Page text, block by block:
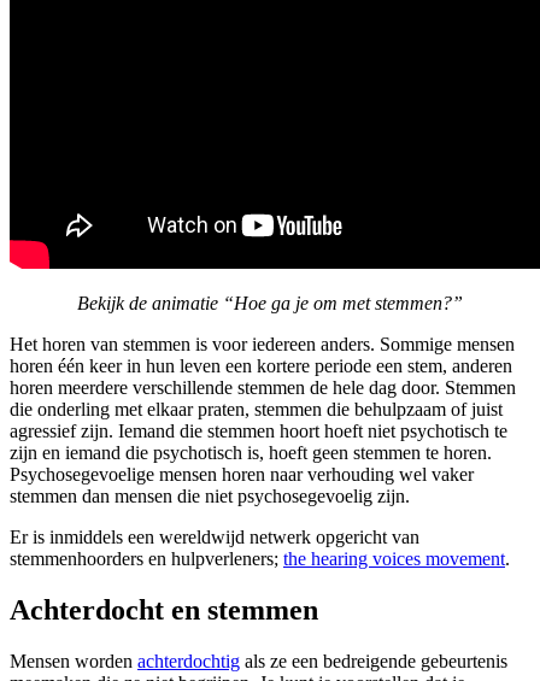
Bekijk de animatie “Hoe ga je om met stemmen?”
Het horen van stemmen is voor iedereen anders. Sommige mensen
horen één keer in hun leven een kortere periode een stem, anderen
horen meerdere verschillende stemmen de hele dag door. Stemmen
die onderling met elkaar praten, stemmen die behulpzaam of juist
agressief zijn. Iemand die stemmen hoort hoeft niet psychotisch te
zijn en iemand die psychotisch is, hoeft geen stemmen te horen.
Psychosegevoelige mensen horen naar verhouding wel vaker
stemmen dan mensen die niet psychosegevoelig zijn.
Er is inmiddels een wereldwijd netwerk opgericht van
stemmenhoorders en hulpverleners; the hearing voices movement.
Achterdocht en stemmen
Mensen worden achterdochtig als ze een bedreigende gebeurtenis